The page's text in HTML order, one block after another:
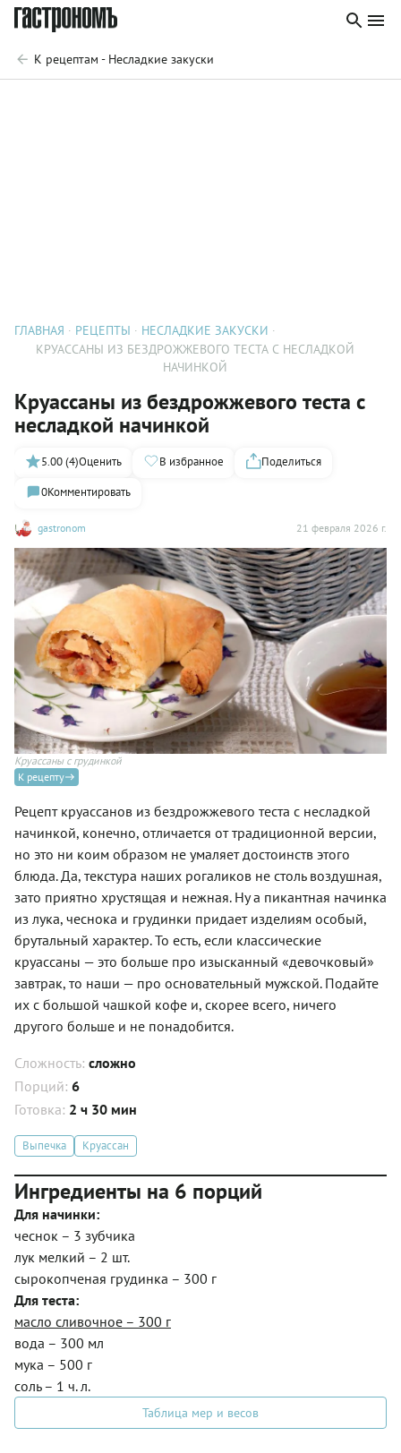
К рецептам - Несладкие закуски
ГЛАВНАЯ РЕЦЕПТЫ
НЕСЛАДКИЕ ЗАКУСКИ
КРУАССАНЫ ИЗ БЕЗДРОЖЖЕВОГО ТЕСТА С НЕСЛАДКОЙ
НАЧИНКОЙ
Круассаны из бездрожжевого теста с
несладкой начинкой
gastronom 21 февраля 2026 г.
5.00 (4)Оценить В избранное
Поделиться
0Комментировать
Круассаны с грудинкой
К рецепту
Рецепт круассанов из бездрожжевого теста с несладкой
начинкой, конечно, отличается от традиционной версии,
но это ни коим образом не умаляет достоинств этого
блюда. Да, текстура наших рогаликов не столь воздушная,
зато приятно хрустящая и нежная. Ну а пикантная начинка
из лука, чеснока и грудинки придает изделиям особый,
брутальный характер. То есть, если классические
круассаны — это больше про изысканный «девочковый»
завтрак, то наши — про основательный мужской. Подайте
их с большой чашкой кофе и, скорее всего, ничего
другого больше и не понадобится.
Сложность: сложно
Порций: 6
Готовка: 2 ч 30 мин
Выпечка Круассан
Ингредиенты на 6 порций
Для начинки:
чеснок – 3 зубчика
лук мелкий – 2 шт.
сырокопченая грудинка – 300 г
Для теста:
масло сливочное – 300 г
вода – 300 мл
мука – 500 г
соль – 1 ч. л.
Таблица мер и весов